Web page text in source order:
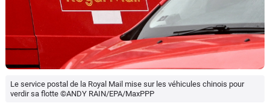
Le service postal de la Royal Mail mise sur les véhicules chinois pour
verdir sa flotte ©ANDY RAIN/EPA/MaxPPP